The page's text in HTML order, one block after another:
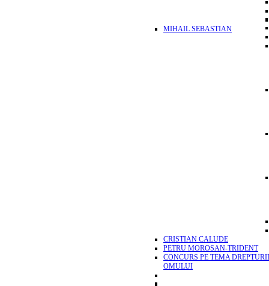
MIHAIL SEBASTIAN
CRISTIAN CALUDE
PETRU MOROSAN-TRIDENT
CONCURS PE TEMA
OMULUI